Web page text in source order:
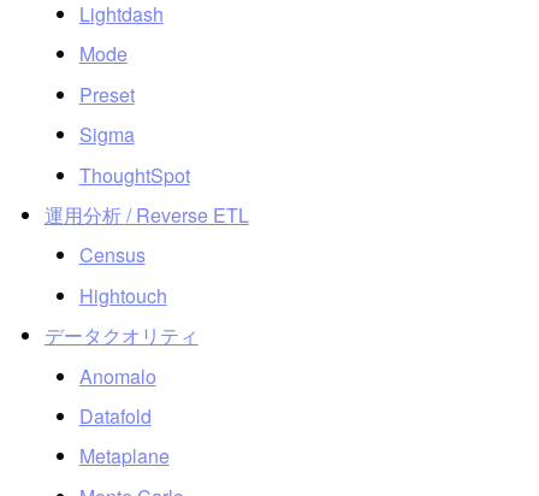
Lightdash
Mode
Preset
Sigma
ThoughtSpot
運用分析 / Reverse ETL
Census
Hightouch
データクオリティ
Anomalo
Datafold
Metaplane